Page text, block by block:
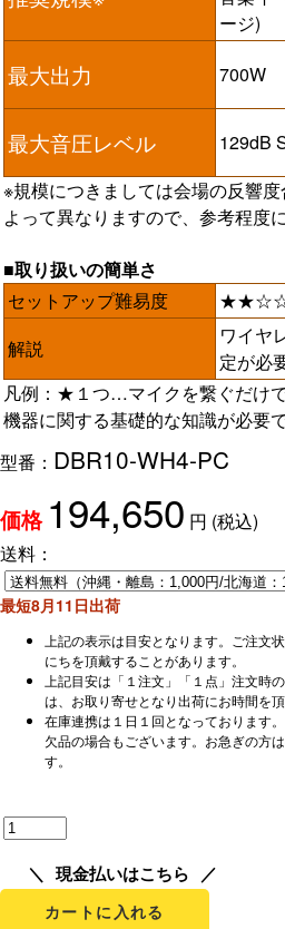
ージ)
最大出力 700W
最大音圧レベル
129dB
※規模につきましては会場の反響
よって異なりますので、参考程度
■取り扱いの簡単さ
セットアップ難易度
解説
ワイヤ
定が必
凡例：★１つ…マイクを繋ぐだけ
機器に関する基礎的な知識が必要で
型番： DBR10-WH4-PC
価格 194,650 円 (税込)
送料：
最短8月11日出荷
上記の表示は目安となります。ご注文
にちを頂戴することがあります。
上記目安は「１注文」「１点」注文時
は、お取り寄せとなり出荷にお時間を頂
在庫連携は１日１回となっております
欠品の場合もございます。お急ぎの方
す。
現金払いはこちら
カートに入れる